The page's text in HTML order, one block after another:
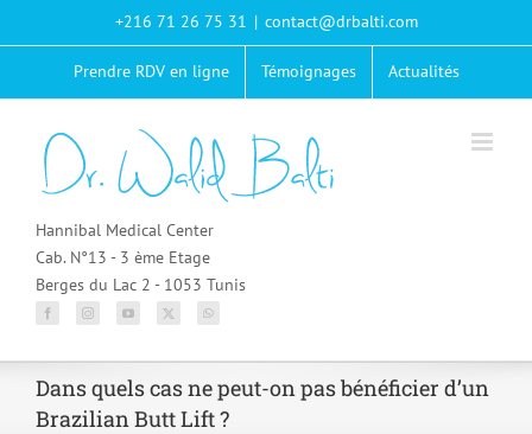
+216 71 26 75 31 | contact@drbalti.com
Prendre RDV en ligne Témoignages Actualités
Hannibal Medical Center
Cab. N°13 - 3 ème Etage
Berges du Lac 2 - 1053 Tunis
Dans quels cas ne peut-on pas bénéficier d’un
Brazilian Butt Lift ?